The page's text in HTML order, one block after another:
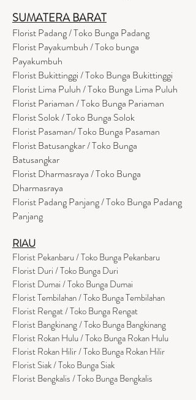
SUMATERA BARAT
Florist Padang / Toko Bunga Padang
Florist Payakumbuh / Toko bunga
Payakumbuh
Florist Bukittinggi / Toko Bunga Bukittinggi
Florist Lima Puluh / Toko Bunga Lima Puluh
Florist Pariaman / Toko Bunga Pariaman
Florist Solok / Toko Bunga Solok
Florist Pasaman/ Toko Bunga Pasaman
Florist Batusangkar / Toko Bunga
Batusangkar
Florist Dharmasraya / Toko Bunga
Dharmasraya
Florist Padang Panjang / Toko Bunga Padang
Panjang
RIAU
Florist Pekanbaru / Toko Bunga Pekanbaru
Florist Duri / Toko Bunga Duri
Florist Dumai / Toko Bunga Dumai
Florist Tembilahan / Toko Bunga Tembilahan
Florist Rengat / Toko Bunga Rengat
Florist Bangkinang / Toko Bunga Bangkinang
Florist Rokan Hulu / Toko Bunga Rokan Hulu
Florist Rokan Hilir / Toko Bunga Rokan Hilir
Florist Siak / Toko Bunga Siak
Florist Bengkalis / Toko Bunga Bengkalis